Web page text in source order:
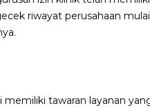
riwayat perusahaan
tawaran layanan